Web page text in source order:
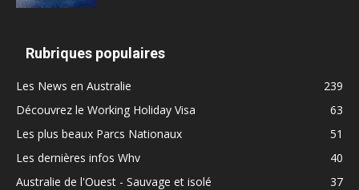
Rubriques populaires
Les News en Australie
239
Découvrez le Working Holiday Visa
63
Les plus beaux Parcs Nationaux
51
Les dernières infos Whv
40
Australie de l'Ouest - Sauvage et isolé
37